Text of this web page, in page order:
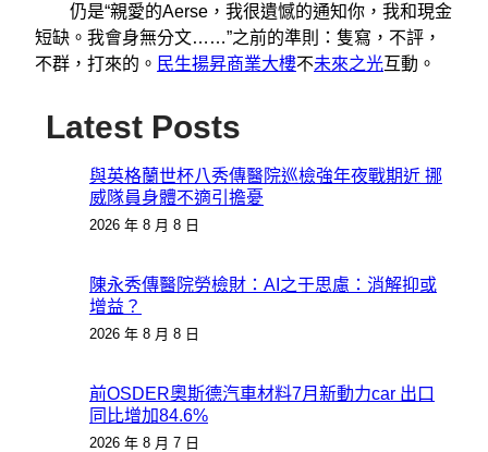
仍是“親愛的Aerse，我很遺憾的通知你，我和現金
短缺。我會身無分文……”之前的準則：隻寫，不評，
不群，打來的。 民生揚昇商業大樓不未來之光互動。
Latest Posts
與英格蘭世杯八秀傳醫院巡檢強年夜戰期近 挪
威隊員身體不適引擔憂
2026 年 8 月 8 日
陳永秀傳醫院勞檢財：AI之于思慮：消解抑或
增益？
2026 年 8 月 8 日
前OSDER奧斯德汽車材料7月新動力car 出口
同比增加84.6%
2026 年 8 月 7 日